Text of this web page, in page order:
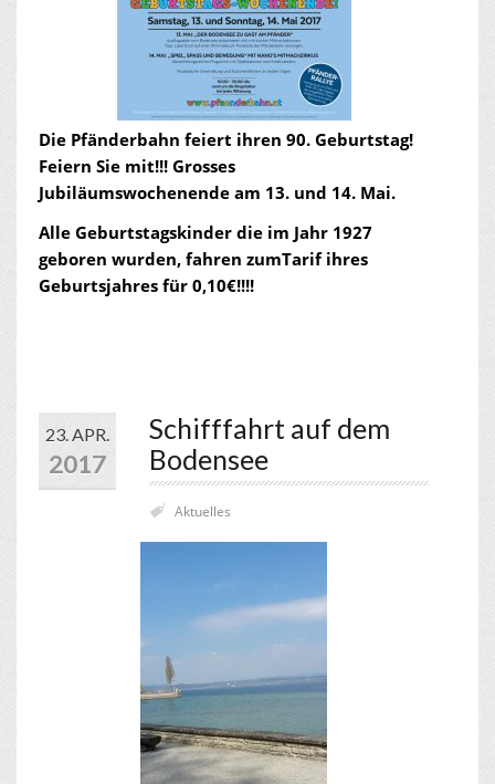
Die Pfänderbahn feiert ihren 90. Geburtstag!
Feiern Sie mit!!! Grosses
Jubiläumswochenende am 13. und 14. Mai.
Alle Geburtstagskinder die im Jahr 1927
geboren wurden, fahren zumTarif ihres
Geburtsjahres für 0,10€!!!!
23. APR.
2017
Schifffahrt auf dem
Bodensee
Aktuelles